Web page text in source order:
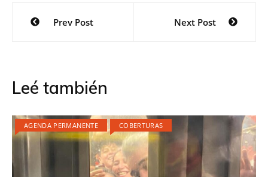
Navegación
Prev Post Next Post
Leé también
AGENDA PERMANENTE COBERTURAS